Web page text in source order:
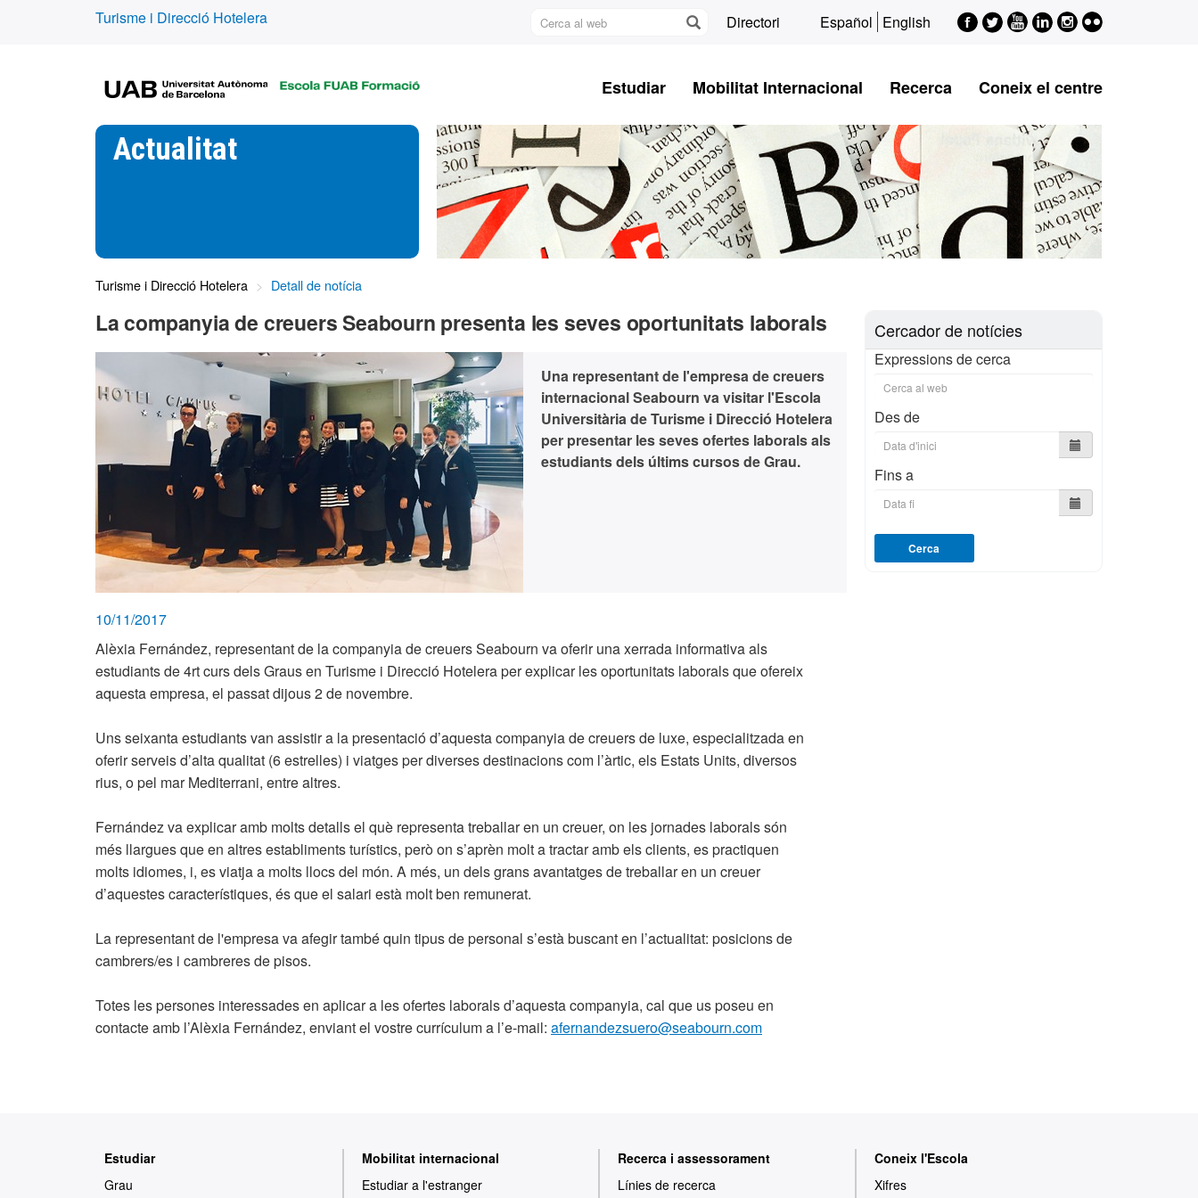
Turisme i Direcció Hotelera
Cerca
Directori Español English Facebook
Twitter
Youtube
LinkedIn
Instagram
Flickr
B
Estudiar Mobilitat Internacional Recerca Coneix el centre
Actualitat
Turisme i Direcció Hotelera Detall de notícia
La companyia de creuers Seabourn presenta les seves oportunitats laborals
Una representant de l'empresa de creuers
internacional Seabourn va visitar l'Escola
Universitària de Turisme i Direcció Hotelera
per presentar les seves ofertes laborals als
estudiants dels últims cursos de Grau.
10/11/2017
Alèxia Fernández, representant de la companyia de creuers Seabourn va oferir una xerrada informativa als
estudiants de 4rt curs dels Graus en Turisme i Direcció Hotelera per explicar les oportunitats laborals que ofereix
aquesta empresa, el passat dijous 2 de novembre.
Uns seixanta estudiants van assistir a la presentació d’aquesta companyia de creuers de luxe, especialitzada en
oferir serveis d’alta qualitat (6 estrelles) i viatges per diverses destinacions com l’àrtic, els Estats Units, diversos
rius, o pel mar Mediterrani, entre altres.
Fernández va explicar amb molts detalls el què representa treballar en un creuer, on les jornades laborals són
més llargues que en altres establiments turístics, però on s’aprèn molt a tractar amb els clients, es practiquen
molts idiomes, i, es viatja a molts llocs del món. A més, un dels grans avantatges de treballar en un creuer
d’aquestes característiques, és que el salari està molt ben remunerat.
La representant de l'empresa va afegir també quin tipus de personal s’està buscant en l’actualitat: posicions de
cambrers/es i cambreres de pisos.
Totes les persones interessades en aplicar a les ofertes laborals d’aquesta companyia, cal que us poseu en
contacte amb l’Alèxia Fernández, enviant el vostre currículum a l’e-mail: afernandezsuero@seabourn.com
Cercador de notícies
Expressions de cerca
Des de
Fins a
Cerca
Estudiar
Grau
Mobilitat internacional
Estudiar a l'estranger
Recerca i assessorament
Línies de recerca
Coneix l'Escola
Xifres